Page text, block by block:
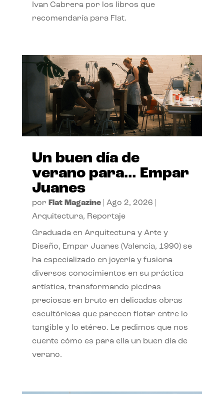
Ivan Cabrera por los libros que
recomendaría para Flat.
Un buen día de
verano para… Empar
Juanes
por Flat Magazine| Ago 2, 2026
Arquitectura, Reportaje
Graduada en Arquitectura y Arte y
Diseño, Empar Juanes (Valencia, 1990) se
ha especializado en joyería y fusiona
diversos conocimientos en su práctica
artística, transformando piedras
preciosas en bruto en delicadas obras
escultóricas que parecen flotar entre lo
tangible y lo etéreo. Le pedimos que nos
cuente cómo es para ella un buen día de
verano.